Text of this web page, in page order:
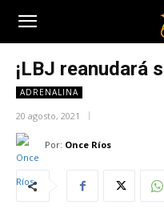
¡LBJ reanudará
ADRENALINA
20 agosto, 2021
Por: Once Ríos